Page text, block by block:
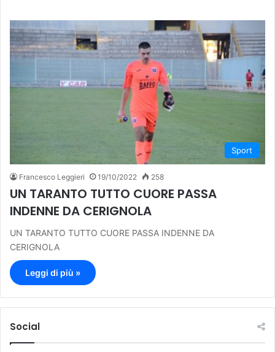
Sport
Francesco Leggieri 19/10/2022 258
UN TARANTO TUTTO CUORE PASSA
INDENNE DA CERIGNOLA
UN TARANTO TUTTO CUORE PASSA INDENNE DA
CERIGNOLA
Leggi di più »
Social